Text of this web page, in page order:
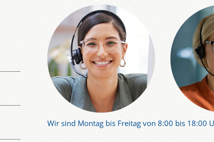
Handel werden immer mehr Paketzusteller:innen und
kann, sind grundlegende Sprachkenntnisse von großer
Fremdsprache für die Abschlussprüfung relevant sein.
gute Note verbessern.
Wir sind Montag bis Freitag von 8:00 bis 18:00